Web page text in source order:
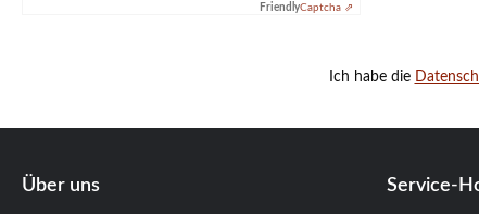
FriendlyCaptcha ⇗
Ich habe die
Über uns Service-